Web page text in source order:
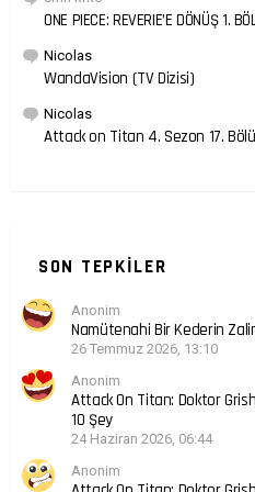
ONE PIECE: REVERIE’E DÖNÜŞ 1.
Nicolas
WandaVision (TV Dizisi)
Nicolas
Attack on Titan 4. Sezon 17.
SON TEPKILER
Anonim
Namütenahi Bir Kederin
26 Temmuz 2026, 13:10
Anonim
Attack On Titan: Doktor
10 Şey
24 Haziran 2026, 06:44
Anonim